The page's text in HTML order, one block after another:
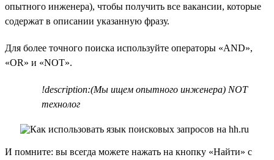
опытного инженера), чтобы получить все вакансии, которые
содержат в описании указанную фразу.
Для более точного поиска используйте операторы «AND»,
«OR» и «NOT».
!description:(Мы ищем опытного инженера) NOT
технолог
И помните: вы всегда можете нажать на кнопку «Найти» с